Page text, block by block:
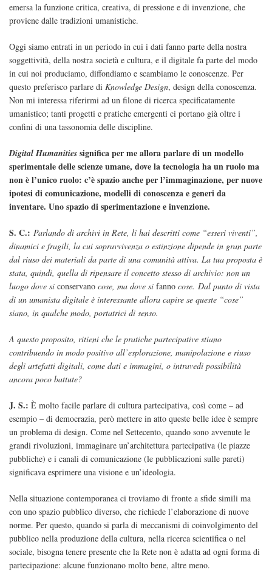
emersa la funzione critica, creativa, di pressione e di invenzione, che
proviene dalle tradizioni umanistiche.
Oggi siamo entrati in un periodo in cui i dati fanno parte della nostra
soggettività, della nostra società e cultura, e il digitale fa parte del modo
in cui noi produciamo, diffondiamo e scambiamo le conoscenze. Per
questo preferisco parlare di Knowledge Design, design della conoscenza.
Non mi interessa riferirmi ad un filone di ricerca specificatamente
umanistico; tanti progetti e pratiche emergenti ci portano già oltre i
confini di una tassonomia delle discipline.
Digital Humanities significa per me allora parlare di un modello
sperimentale delle scienze umane, dove la tecnologia ha un ruolo ma
non è l’unico ruolo: c’è spazio anche per l’immaginazione, per nuove
ipotesi di comunicazione, modelli di conoscenza e generi da
inventare. Uno spazio di sperimentazione e invenzione.
S. C.: Parlando di archivi in Rete, li hai descritti come “esseri viventi”,
dinamici e fragili, la cui sopravvivenza o estinzione dipende in gran parte
dal riuso dei materiali da parte di una comunità attiva. La tua proposta è
stata, quindi, quella di ripensare il concetto stesso di archivio: non un
luogo dove si conservano cose, ma dove si fanno cose. Dal punto di vista
di un umanista digitale è interessante allora capire se queste “cose”
siano, in qualche modo, portatrici di senso.
A questo proposito, ritieni che le pratiche partecipative stiano
contribuendo in modo positivo all’esplorazione, manipolazione e riuso
degli artefatti digitali, come dati e immagini, o intravedi possibilità
ancora poco battute?
J. S.: È molto facile parlare di cultura partecipativa, così come – ad
esempio – di democrazia, però mettere in atto queste belle idee è sempre
un problema di design. Come nel Settecento, quando sono avvenute le
grandi rivoluzioni, immaginare un’architettura partecipativa (le piazze
pubbliche) e i canali di comunicazione (le pubblicazioni sulle pareti)
significava esprimere una visione e un’ideologia.
Nella situazione contemporanea ci troviamo di fronte a sfide simili ma
con uno spazio pubblico diverso, che richiede l’elaborazione di nuove
norme. Per questo, quando si parla di meccanismi di coinvolgimento del
pubblico nella produzione della cultura, nella ricerca scientifica o nel
sociale, bisogna tenere presente che la Rete non è adatta ad ogni forma di
partecipazione: alcune funzionano molto bene, altre meno.